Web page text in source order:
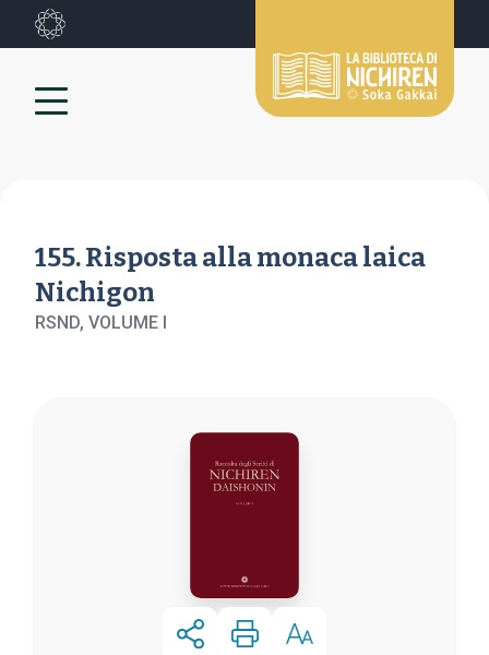
155. Risposta alla monaca laica
Nichigon
RSND, VOLUME I